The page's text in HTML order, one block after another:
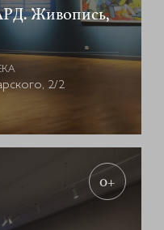
Живопись,
2/2
0+